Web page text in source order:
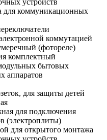
для коммуникационных
коммутацией
(фотореле)
комплектный
бытовых
аппаратов
для защиты детей
для подключения
(электроплиты)
для открытого монтажа